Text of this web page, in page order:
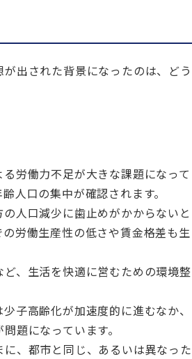
出された背景になったのは、どう
労働力不足が大きな課題になって
人口の集中が確認されます。
人口減少に歯止めがかからないと
労働生産性の低さや賃金格差も生
、生活を快適に営むための環境整
子高齢化が加速度的に進むなか、
題になっています。
、都市と同じ、あるいは異なった